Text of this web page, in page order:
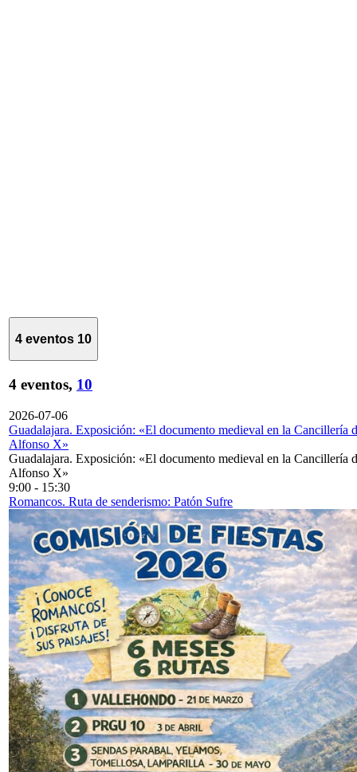
4 eventos 10
4 eventos, 10
2026-07-06
Guadalajara. Exposición: «El documento medieval en la Cancillería
Alfonso X»
Guadalajara. Exposición: «El documento medieval en la Cancillería
Alfonso X»
9:00 - 15:30
Romancos. Ruta de senderismo: Patón Sufre